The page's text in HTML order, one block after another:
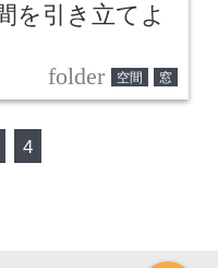
を引き立てよ
folder 空間 窓
4